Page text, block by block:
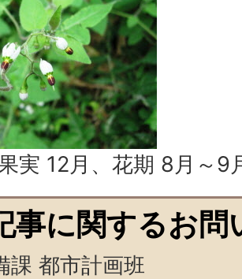
実 12月、花期 8月～9
事に関するお問
課 都市計画班